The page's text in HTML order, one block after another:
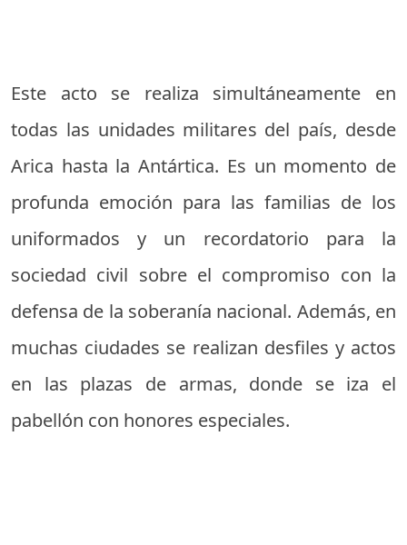
Este acto se realiza simultáneamente en
todas las unidades militares del país, desde
Arica hasta la Antártica. Es un momento de
profunda emoción para las familias de los
uniformados y un recordatorio para la
sociedad civil sobre el compromiso con la
defensa de la soberanía nacional. Además, en
muchas ciudades se realizan desfiles y actos
en las plazas de armas, donde se iza el
pabellón con honores especiales.